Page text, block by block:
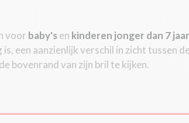
voor baby'sen kinderen jonger dan 7jaar
een aanzienlijk verschil in zicht tussen
bovenrand van zijn bril te kijken.